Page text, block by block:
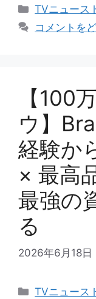
カ
テ
TVニュース
コメントを
【100
ウ】
経験か
× 最高
最強の
る
2026年6月18日
カ
TVニュース